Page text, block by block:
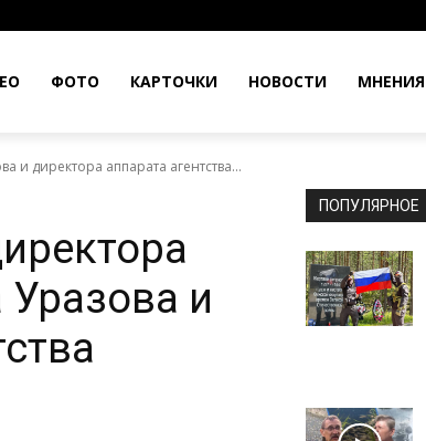
ФОТО КАРТОЧКИ НОВОСТИ МНЕНИЯ
и директора аппарата агентства...
Уразова и
ПОПУЛЯРНОЕ